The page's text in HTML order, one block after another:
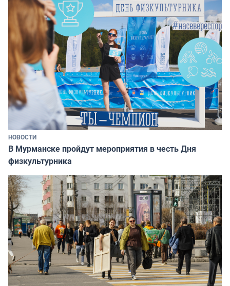
НОВОСТИ
В Мурманске пройдут мероприятия в честь Дня
физкультурника